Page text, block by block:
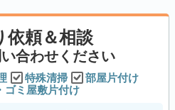
依頼＆相談
合わせください
特殊清掃
部屋片付け
ゴミ屋敷片付け